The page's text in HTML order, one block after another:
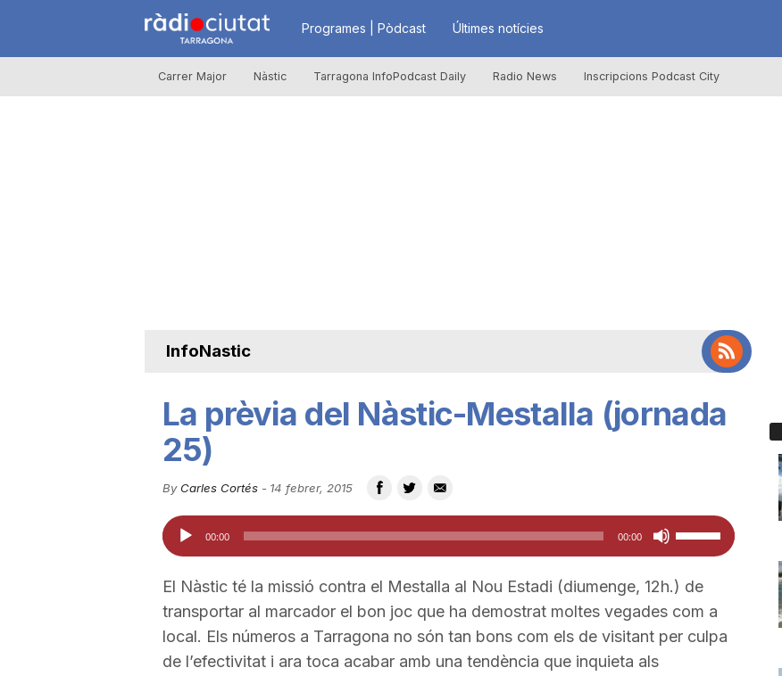
R
à
u
t
a
d
Programes | Pòdcast Últimes notícies
Carrer Major Nàstic Tarragona InfoPodcast Daily Radio News Inscripcions Podcast City
InfoNastic
La prèvia del Nàstic-Mestalla (jornada
25)
By Carles Cortés- 14 febrer, 2015
Reproductor
d'àudio
00:00 00:00
Feu
servir
les
tecles
de
El Nàstic té la missió contra el Mestalla al Nou Estadi (diumenge, 12h.) de
transportar al marcador el bon joc que ha demostrat moltes vegades com a
local. Els números a Tarragona no són tan bons com els de visitant per culpa
de l’efectivitat i ara toca acabar amb una tendència que inquieta als